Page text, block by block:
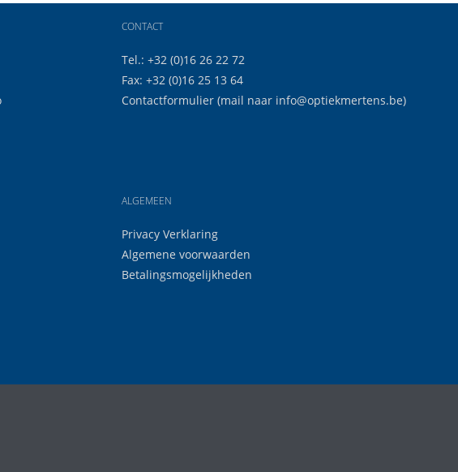
CONTACT
Tel.: +32 (0)16 26 22 72
Fax: +32 (0)16 25 13 64
Contactformulier (mail naar info@optiekmertens.be)
ALGEMEEN
Privacy Verklaring
Algemene voorwaarden
Betalingsmogelijkheden